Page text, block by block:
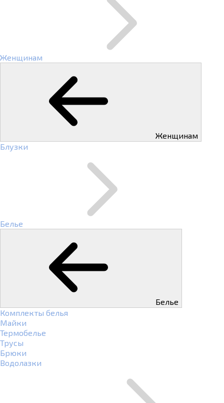
Женщинам
Женщинам
Блузки
Белье
Белье
Комплекты белья
Майки
Термобелье
Трусы
Брюки
Водолазки